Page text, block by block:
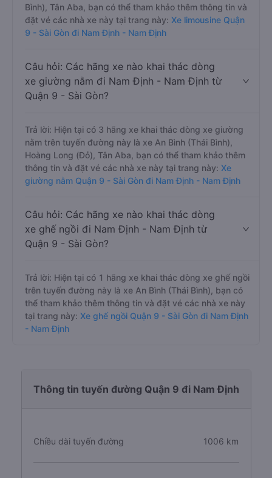
Bình), Tân Aba, bạn có thể tham khảo thêm thông tin và
đặt vé các nhà xe này tại trang này: Xe limousine Quận
9 - Sài Gòn đi Nam Định - Nam Định
Câu hỏi: Các hãng xe nào khai thác dòng
xe giường nằm đi Nam Định - Nam Định từ
Quận 9 - Sài Gòn?
Trả lời: Hiện tại có 3 hãng xe khai thác dòng xe giường
nằm trên tuyến đường này là xe An Bình (Thái Bình),
Hoàng Long (Đỏ), Tân Aba, bạn có thể tham khảo thêm
thông tin và đặt vé các nhà xe này tại trang này: Xe
giường nằm Quận 9 - Sài Gòn đi Nam Định - Nam Định
Câu hỏi: Các hãng xe nào khai thác dòng
xe ghế ngồi đi Nam Định - Nam Định từ
Quận 9 - Sài Gòn?
Trả lời: Hiện tại có 1 hãng xe khai thác dòng xe ghế ngồi
trên tuyến đường này là xe An Bình (Thái Bình), bạn có
thể tham khảo thêm thông tin và đặt vé các nhà xe này
tại trang này: Xe ghế ngồi Quận 9 - Sài Gòn đi Nam Định
- Nam Định
Thông tin tuyến đường Quận 9 đi Nam Định
Chiều dài tuyến đường 1006 km